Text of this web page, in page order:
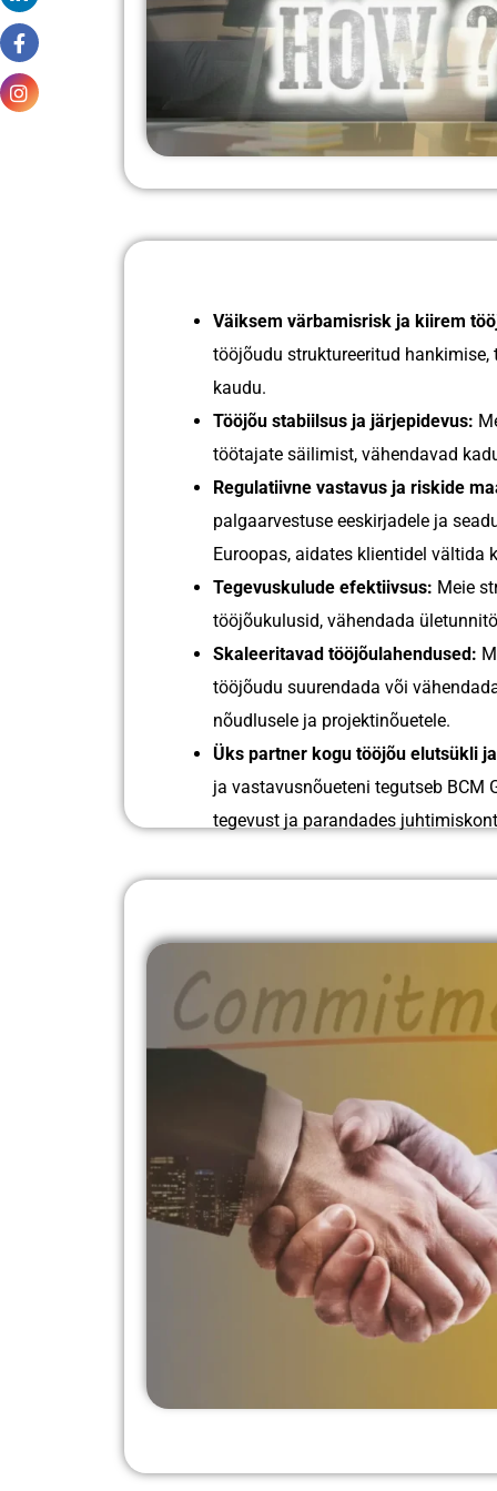
Väiksem värbamisrisk ja kiirem
tööjõudu struktureeritud
kaudu.
Tööjõu stabiilsus ja järjepidevus:
töötajate säilimist, vähendavad
Regulatiivne vastavus ja riskide
palgaarvestuse eeskirjadele ja
Euroopas, aidates klientidel
Tegevuskulude efektiivsus: Meie
tööjõukulusid, vähendada
Skaleeritavad tööjõulahendused:
tööjõudu suurendada või
nõudlusele ja projektinõuetele.
Üks partner kogu tööjõu elutsükli
ja vastavusnõueteni tegutseb BCM
tegevust ja parandades